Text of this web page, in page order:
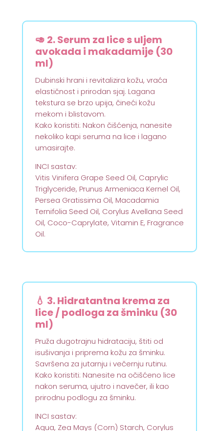
🥑 2. Serum za lice s uljem
avokada i makadamije (30
ml)
Dubinski hrani i revitalizira kožu, vraća
elastičnost i prirodan sjaj. Lagana
tekstura se brzo upija, čineći kožu
mekom i blistavom.
Kako koristiti: Nakon čišćenja, nanesite
nekoliko kapi seruma na lice i lagano
umasirajte.
INCI sastav:
Vitis Vinifera Grape Seed Oil, Caprylic
Triglyceride, Prunus Armeniaca Kernel Oil,
Persea Gratissima Oil, Macadamia
Ternifolia Seed Oil, Corylus Avellana Seed
Oil, Coco-Caprylate, Vitamin E, Fragrance
Oil.
💧 3. Hidratantna krema za
lice / podloga za šminku (30
ml)
Pruža dugotrajnu hidrataciju, štiti od
isušivanja i priprema kožu za šminku.
Savršena za jutarnju i večernju rutinu.
Kako koristiti: Nanesite na očišćeno lice
nakon seruma, ujutro i navečer, ili kao
prirodnu podlogu za šminku.
INCI sastav:
Aqua, Zea Mays (Corn) Starch, Corylus